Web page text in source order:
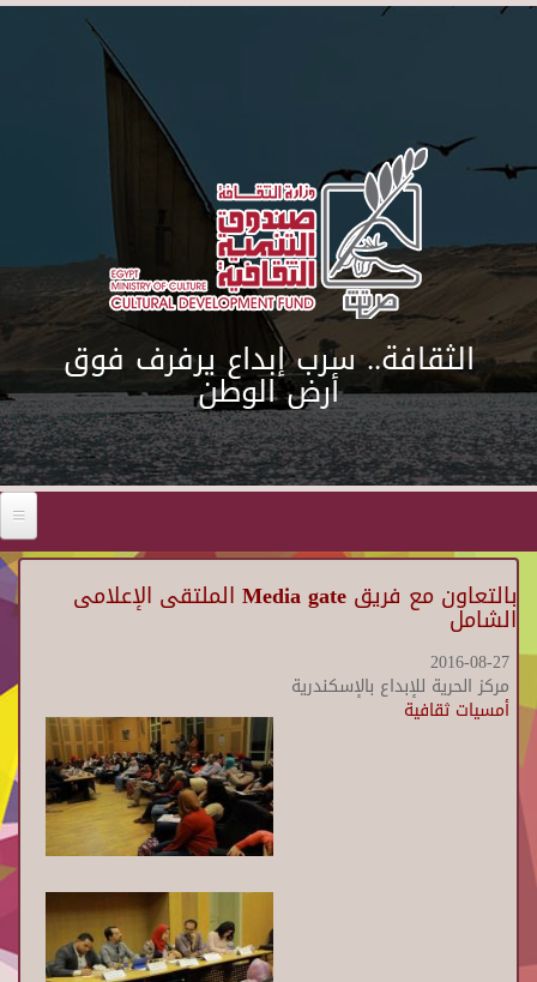
Skip to main content
الثقافة.. سرب إبداع يرفرف فوق
أرض الوطن
بالتعاون مع فريق Media gate الملتقى الإعلامى
الشامل
2016-08-27
مركز الحرية للإبداع بالإسكندرية
أمسيات ثقافية